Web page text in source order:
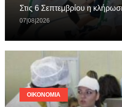
Στις 6 Σεπτεμβρίου η
07|08|2026
ΟΙΚΟΝΟΜΊΑ